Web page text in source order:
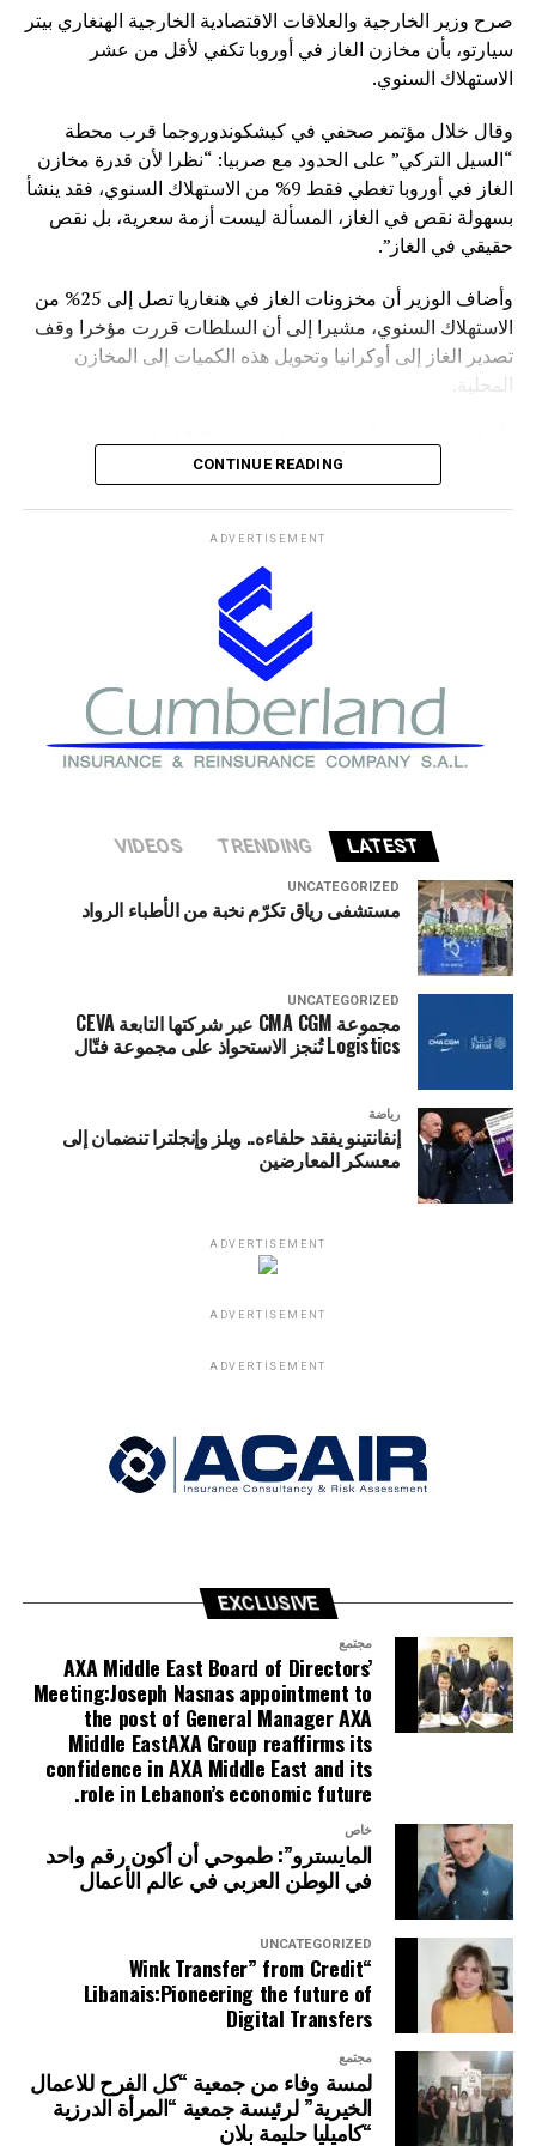
صرح وزير الخارجية والعلاقات الاقتصادية الخارجية الهنغاري بيتر
سيارتو، بأن مخازن الغاز في أوروبا تكفي لأقل من عشر
الاستهلاك السنوي.
وقال خلال مؤتمر صحفي في كيشكوندوروجما قرب محطة
“السيل التركي” على الحدود مع صربيا: “نظرا لأن قدرة مخازن
الغاز في أوروبا تغطي فقط 9% من الاستهلاك السنوي، فقد ينشأ
بسهولة نقص في الغاز، المسألة ليست أزمة سعرية، بل نقص
حقيقي في الغاز”.
وأضاف الوزير أن مخزونات الغاز في هنغاريا تصل إلى 25% من
الاستهلاك السنوي، مشيرا إلى أن السلطات قررت مؤخرا وقف
تصدير الغاز إلى أوكرانيا وتحويل هذه الكميات إلى المخازن
المحلية.
من الغاز الروسي القادم عبر “السيل التركي”.
وقبل ذلك أعلن الرئيس الصربي ألكسندر فوتشيتش أن قنبلة عثر
عليها بالقرب من خط أنابيب الغاز الروسي المتجه إلى المجر.
ووفقا للاستخبارات الصربية، فإن المشتبه به في تنظيم الهجوم
هو مهاجر لديه تدريب عسكري. واتهم سيارتو أوكرانيا بمحاولة
CONTINUE READING
ADVERTISEMENT
LATEST
TRENDING
VIDEOS
UNCATEGORIZED
مستشفى رياق تكرّم نخبة من الأطباء الرواد
UNCATEGORIZED
مجموعة CMA CGM عبر شركتها التابعة CEVA
Logistics تُنجز الاستحواذ على مجموعة فتّال
رياضة
إنفانتينو يفقد حلفاءه.. ويلز وإنجلترا تنضمان إلى
معسكر المعارضين
ADVERTISEMENT
ADVERTISEMENT
ADVERTISEMENT
EXCLUSIVE
مجتمع
AXA Middle East Board of Directors’
Meeting:Joseph Nasnas appointment to
the post of General Manager AXA
Middle EastAXA Group reaffirms its
confidence in AXA Middle East and its
role in Lebanon’s economic future.
خاص
المايسترو”: طموحي أن أكون رقم واحد
في الوطن العربي في عالم الأعمال
UNCATEGORIZED
“Wink Transfer” from Credit
Libanais:Pioneering the future of
Digital Transfers
مجتمع
لمسة وفاء من جمعية “كل الفرح للاعمال
الخيرية” لرئيسة جمعية “المرأة الدرزية
“كاميليا حليمة بلان